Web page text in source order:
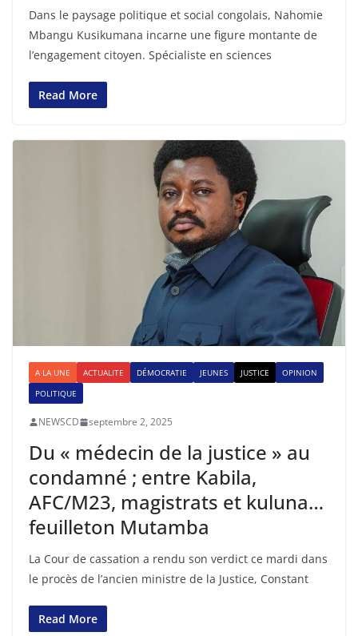
Dans le paysage politique et social congolais, Nahomie
Mbangu Kusikumana incarne une figure montante de
l’engagement citoyen. Spécialiste en sciences
Read More
A LA UNE ACTUALITE DÉMOCRATIE JEUNES JUSTICE
OPINION
POLITIQUE
NEWSCD septembre 2, 2025
Du « médecin de la justice » au
condamné ; entre Kabila,
AFC/M23, magistrats et kuluna…
feuilleton Mutamba
La Cour de cassation a rendu son verdict ce mardi dans
le procès de l’ancien ministre de la Justice, Constant
Read More